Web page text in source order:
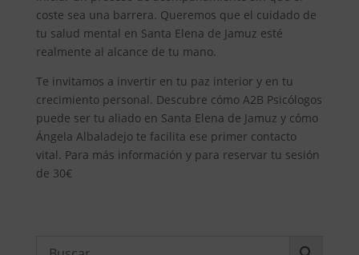
coste sea una barrera. Queremos que el cuidado de
tu salud mental en Santa Elena de Jamuz esté
realmente al alcance de tu mano.
Te invitamos a invertir en tu paz interior y en tu
crecimiento personal. Descubre cómo A2B Psicólogos
puede ser tu aliado en Santa Elena de Jamuz y cómo
Ángela Albaladejo te facilita ese primer contacto
vital. Para más información y para reservar tu sesión
de 30€